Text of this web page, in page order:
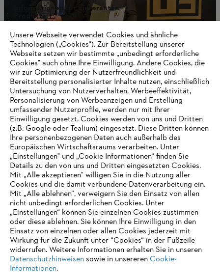
Informationen für Lieferanten
Produkte
Kontakt
Karriere
Hinweisgebersystem
AUSZEICHNUNGEN
Unsere Webseite verwendet Cookies und ähnliche
Technologien („Cookies“). Zur Bereitstellung unserer
Webseite setzen wir bestimmte „unbedingt erforderliche
Cookies" auch ohne Ihre Einwilligung. Andere Cookies, die
wir zur Optimierung der Nutzerfreundlichkeit und
Bereitstellung personalisierter Inhalte nutzen, einschließlich
Untersuchung von Nutzerverhalten, Werbeeffektivität,
Personalisierung von Werbeanzeigen und Erstellung
umfassender Nutzerprofile, werden nur mit Ihrer
Einwilligung gesetzt. Cookies werden von uns und Dritten
(z.B. Google oder Tealium) eingesetzt. Diese Dritten können
Ihre personenbezogenen Daten auch außerhalb des
Europäischen Wirtschaftsraums verarbeiten. Unter
„Einstellungen" und „Cookie Informationen“ finden Sie
Details zu den von uns und Dritten eingesetzten Cookies.
Mit „Alle akzeptieren“ willigen Sie in die Nutzung aller
Cookies und die damit verbundene Datenverarbeitung ein.
Mit „Alle ablehnen“, verweigern Sie den Einsatz von allen
nicht unbedingt erforderlichen Cookies. Unter
„Einstellungen“ können Sie einzelnen Cookies zustimmen
oder diese ablehnen. Sie können Ihre Einwilligung in den
Einsatz von einzelnen oder allen Cookies jederzeit mit
Wirkung für die Zukunft unter “Cookies“ in der Fußzeile
widerrufen. Weitere Informationen erhalten Sie in unseren
Datenschutzhinweisensowie in unsereren Cookie-
Informationen.